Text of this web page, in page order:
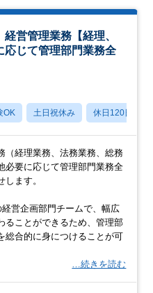
営管理業務【経理、
応じて管理部門業務全
OK 土日祝休み 休日120日以上
（経理業務、法務業務、総務
必要に応じて管理部門業務全
します。
営企画部門チームで、幅広
ることができるため、管理部
総合的に身につけることが可
…続きを読む